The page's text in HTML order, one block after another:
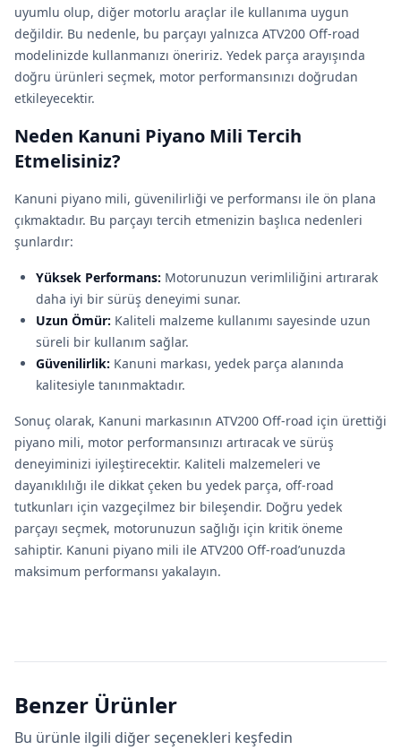
uyumlu olup, diğer motorlu araçlar ile kullanıma uygun
değildir. Bu nedenle, bu parçayı yalnızca ATV200 Off-road
modelinizde kullanmanızı öneririz. Yedek parça arayışında
doğru ürünleri seçmek, motor performansınızı doğrudan
etkileyecektir.
Neden Kanuni Piyano Mili Tercih
Etmelisiniz?
Kanuni piyano mili, güvenilirliği ve performansı ile ön plana
çıkmaktadır. Bu parçayı tercih etmenizin başlıca nedenleri
şunlardır:
Yüksek Performans: Motorunuzun verimliliğini artırarak
daha iyi bir sürüş deneyimi sunar.
Uzun Ömür: Kaliteli malzeme kullanımı sayesinde uzun
süreli bir kullanım sağlar.
Güvenilirlik: Kanuni markası, yedek parça alanında
kalitesiyle tanınmaktadır.
Sonuç olarak, Kanuni markasının ATV200 Off-road için ürettiği
piyano mili, motor performansınızı artıracak ve sürüş
deneyiminizi iyileştirecektir. Kaliteli malzemeleri ve
dayanıklılığı ile dikkat çeken bu yedek parça, off-road
tutkunları için vazgeçilmez bir bileşendir. Doğru yedek
parçayı seçmek, motorunuzun sağlığı için kritik öneme
sahiptir. Kanuni piyano mili ile ATV200 Off-road’unuzda
maksimum performansı yakalayın.
Benzer Ürünler
Bu ürünle ilgili diğer seçenekleri keşfedin